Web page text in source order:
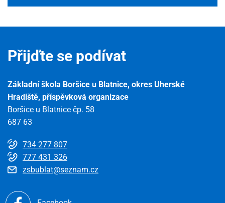
Přijďte se podívat
Základní škola Boršice u Blatnice, okres Uherské
Hradiště, příspěvková organizace
Boršice u Blatnice čp. 58
687 63
734 277 807
777 431 326
zsbublat@seznam.cz